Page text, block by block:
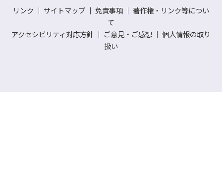
リンク ｜ サイトマップ ｜ 免責事項 ｜ 著作権・リンク等につい
て
アクセシビリティ対応方針 ｜ ご意見・ご感想 ｜ 個人情報の取り
扱い